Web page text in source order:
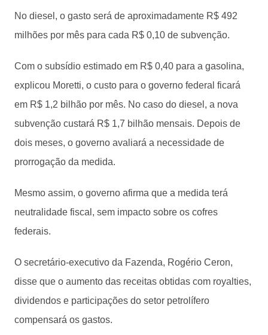
No diesel, o gasto será de aproximadamente R$ 492
milhões por mês para cada R$ 0,10 de subvenção.
Com o subsídio estimado em R$ 0,40 para a gasolina,
explicou Moretti, o custo para o governo federal ficará
em R$ 1,2 bilhão por mês. No caso do diesel, a nova
subvenção custará R$ 1,7 bilhão mensais. Depois de
dois meses, o governo avaliará a necessidade de
prorrogação da medida.
Mesmo assim, o governo afirma que a medida terá
neutralidade fiscal, sem impacto sobre os cofres
federais.
O secretário-executivo da Fazenda, Rogério Ceron,
disse que o aumento das receitas obtidas com royalties,
dividendos e participações do setor petrolífero
compensará os gastos.